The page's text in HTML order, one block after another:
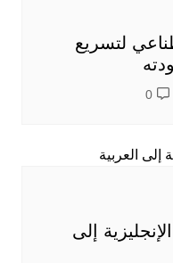
لتسريع
0
إلى